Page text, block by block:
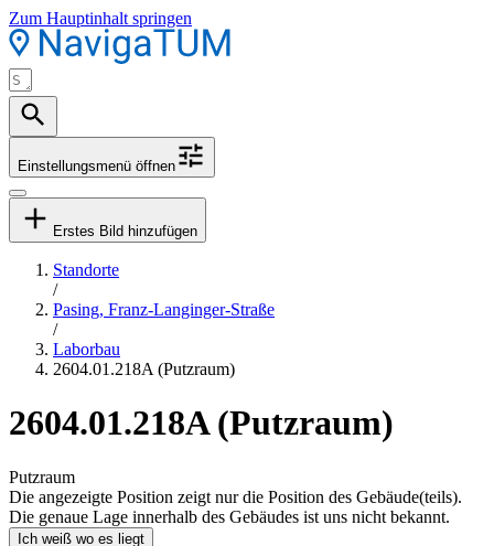
Zum Hauptinhalt springen
Einstellungsmenü öffnen
Erstes Bild hinzufügen
Standorte
/
Pasing, Franz-Langinger-Straße
/
Laborbau
2604.01.218A (Putzraum)
2604.01.218A (Putzraum)
Putzraum
Die angezeigte Position zeigt nur die Position des Gebäude(teils).
Die genaue Lage innerhalb des Gebäudes ist uns nicht bekannt.
Ich weiß wo es liegt